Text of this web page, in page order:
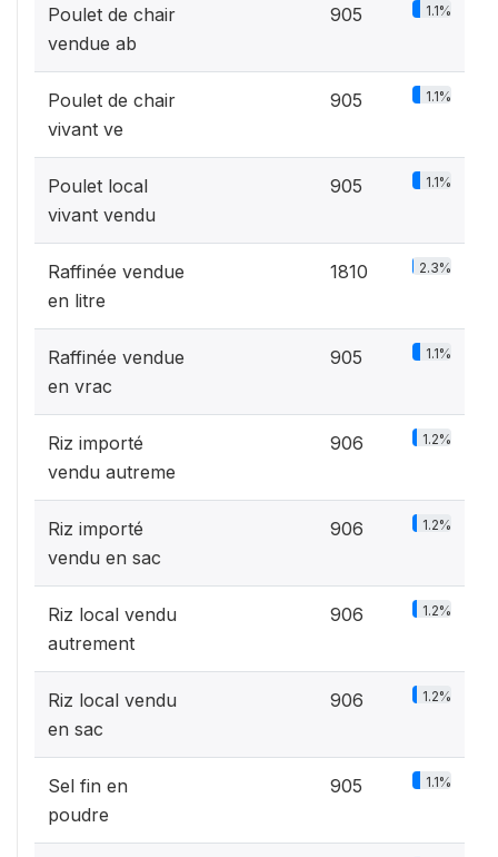
Poulet de chair
vendue ab
905 1.1%
Poulet de chair
vivant ve
905 1.1%
Poulet local
vivant vendu
905 1.1%
Raffinée vendue
en litre
1810 2.3%
Raffinée vendue
en vrac
905 1.1%
Riz importé
vendu autreme
906 1.2%
Riz importé
vendu en sac
906 1.2%
Riz local vendu
autrement
906 1.2%
Riz local vendu
en sac
906 1.2%
Sel fin en
poudre
905 1.1%